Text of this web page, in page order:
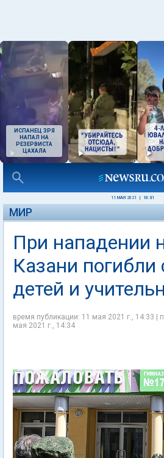
ИСПАНЕЦ ЗРЯ
НАПАЛ НА
РЕЗЕРВИСТА
ЦАХАЛА
11 МАЯ 2021 10:31
МИР
При нападении
Казани погибли
детей и
время публикации: 11 мая 2021 г., 14:33 |
мая 2021 г., 14:34